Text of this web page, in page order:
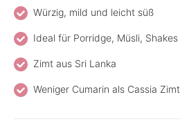
Würzig, mild und leicht süß
Ideal für Porridge, Müsli,
Zimt aus Sri Lanka
Weniger Cumarin als Cassia Zimt